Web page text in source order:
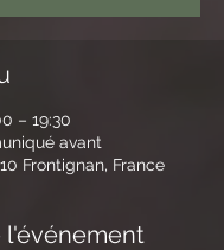
– 19:30
avant
Frontignan, France
l'événement